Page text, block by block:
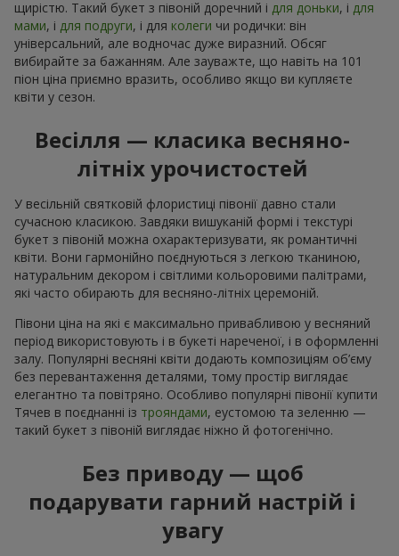
щирістю. Такий букет з півоній доречний і для доньки, і для
мами, і для подруги, і для колеги чи родички: він
універсальний, але водночас дуже виразний. Обсяг
вибирайте за бажанням. Але зауважте, що навіть на 101
піон ціна приємно вразить, особливо якщо ви купляєте
квіти у сезон.
Весілля — класика весняно-
літніх урочистостей
У весільній святковій флористиці півонії давно стали
сучасною класикою. Завдяки вишуканій формі і текстурі
букет з півоній можна охарактеризувати, як романтичні
квіти. Вони гармонійно поєднуються з легкою тканиною,
натуральним декором і світлими кольоровими палітрами,
які часто обирають для весняно-літніх церемоній.
Півони ціна на які є максимально привабливою у весняний
період використовують і в букеті нареченої, і в оформленні
залу. Популярні весняні квіти додають композиціям об’єму
без перевантаження деталями, тому простір виглядає
елегантно та повітряно. Особливо популярні півонії купити
Тячев в поєднанні із трояндами, еустомою та зеленню —
такий букет з півоній виглядає ніжно й фотогенічно.
Без приводу — щоб
подарувати гарний настрій і
увагу